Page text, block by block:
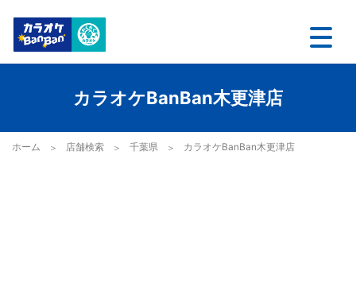
カラオケBanBan木更津店
ホーム 店舗検索 千葉県 カラオケBanBan木更津店